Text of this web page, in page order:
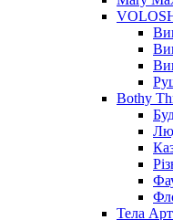
Bothy
Тела